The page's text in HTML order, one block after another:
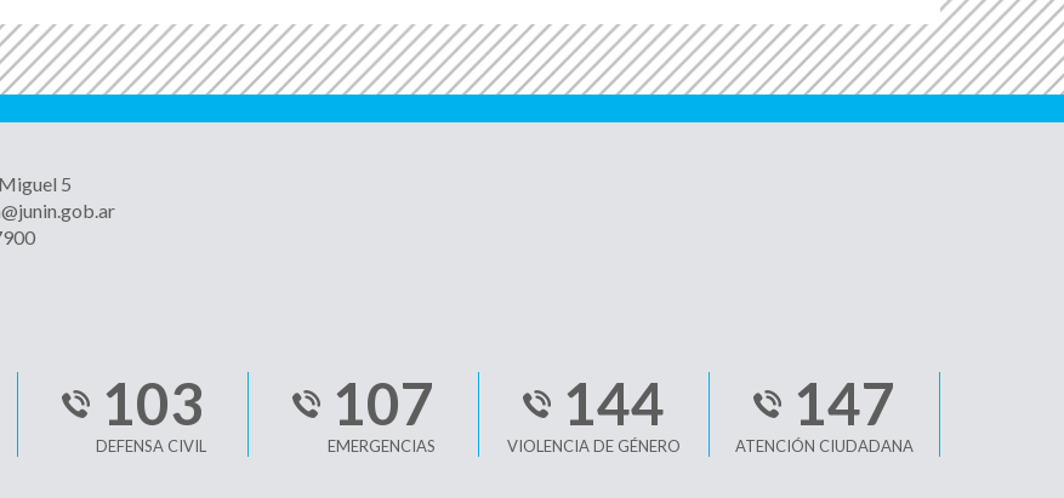
5
103
DEFENSA CIVIL
107
EMERGENCIAS
144
VIOLENCIA DE GÉNERO
147
ATENCIÓN CIUDADANA